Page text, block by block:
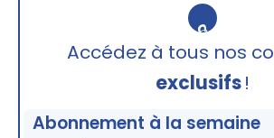
🔒
Accédez à tous nos
exclusifs!
Abonnement à la semaine